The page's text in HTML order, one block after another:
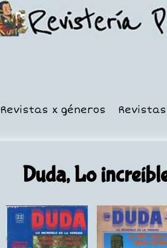
Revistas x géneros
Duda, Lo